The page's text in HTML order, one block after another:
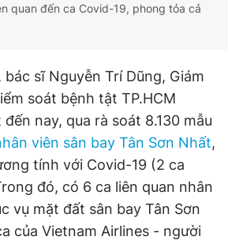
trực: Hải Thành
Hiếu Dũng
110/GP - BTTTT cấp ngày 24.3.2020
thuộc về Báo Thanh Niên. Cấm sao
nếu không có sự chấp thuận bằng văn
JSC.
quan đến ca Covid-19, phong tỏa cả
bác sĩ Nguyễn Trí Dũng, Giám
soát bệnh tật TP.HCM
nay, qua rà soát 8.130 mẫu
viên sân bay Tân Sơn Nhất,
tính với Covid-19 (2 ca
đó, có 6 ca liên quan nhân
vụ mặt đất sân bay Tân Sơn
của Vietnam Airlines - người